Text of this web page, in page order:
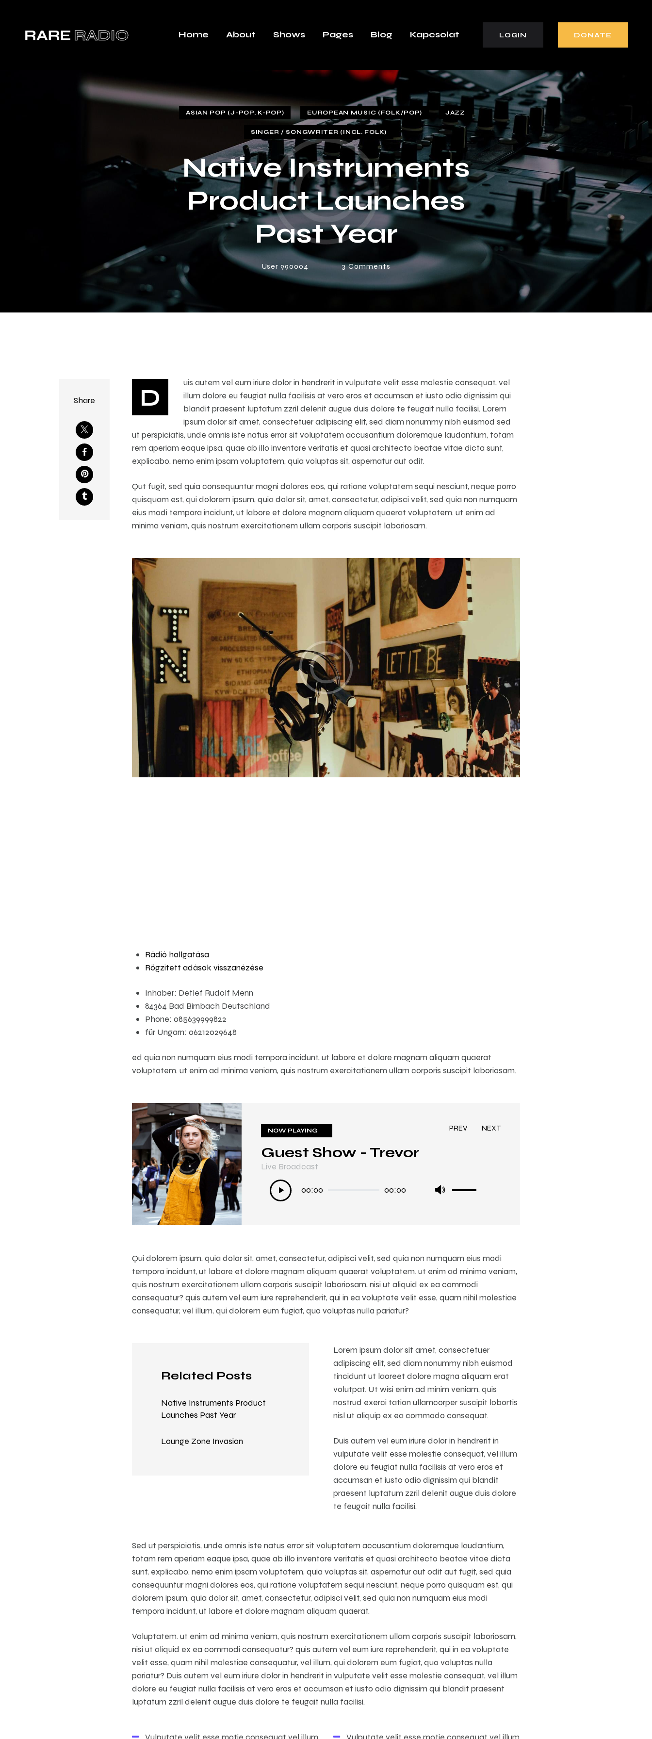
Home About Shows Pages Blog Kapcsolat LOGIN DONATE
ASIAN POP (J-POP, K-POP) EUROPEAN MUSIC (FOLK/POP) JAZZ
SINGER / SONGWRITER (INCL. FOLK)
Native Instruments
Product Launches
Past Year
User 990004 3 Comments
Share D
uis autem vel eum iriure dolor in hendrerit in vulputate velit esse molestie consequat, vel
illum dolore eu feugiat nulla facilisis at vero eros et accumsan et iusto odio dignissim qui
blandit praesent luptatum zzril delenit augue duis dolore te feugait nulla facilisi. Lorem
ipsum dolor sit amet, consectetuer adipiscing elit, sed diam nonummy nibh euismod sed
ut perspiciatis, unde omnis iste natus error sit voluptatem accusantium doloremque laudantium, totam
rem aperiam eaque ipsa, quae ab illo inventore veritatis et quasi architecto beatae vitae dicta sunt,
explicabo. nemo enim ipsam voluptatem, quia voluptas sit, aspernatur aut odit.
Qut fugit, sed quia consequuntur magni dolores eos, qui ratione voluptatem sequi nesciunt, neque porro
quisquam est, qui dolorem ipsum, quia dolor sit, amet, consectetur, adipisci velit, sed quia non numquam
eius modi tempora incidunt, ut labore et dolore magnam aliquam quaerat voluptatem. ut enim ad
minima veniam, quis nostrum exercitationem ullam corporis suscipit laboriosam.
Rádió hallgatása
Rögzített adások visszanézése
Inhaber: Detlef Rudolf Menn
84364 Bad Birnbach Deutschland
Phone: 085639999822
für Ungarn: 06212029648
ed quia non numquam eius modi tempora incidunt, ut labore et dolore magnam aliquam quaerat
voluptatem. ut enim ad minima veniam, quis nostrum exercitationem ullam corporis suscipit laboriosam.
NOW PLAYING
Guest Show - Trevor
Live Broadcast
Audió
lejátszó
00:00 00:00
Fel/Le
billentyűket
kell
használni.
NOW PLAYING
In My Mind
Live Broadcast
Audió
lejátszó
00:00 00:00
Fel/Le
billentyűket
kell
használni.
PREV NEXT
Qui dolorem ipsum, quia dolor sit, amet, consectetur, adipisci velit, sed quia non numquam eius modi
tempora incidunt, ut labore et dolore magnam aliquam quaerat voluptatem. ut enim ad minima veniam,
quis nostrum exercitationem ullam corporis suscipit laboriosam, nisi ut aliquid ex ea commodi
consequatur? quis autem vel eum iure reprehenderit, qui in ea voluptate velit esse, quam nihil molestiae
consequatur, vel illum, qui dolorem eum fugiat, quo voluptas nulla pariatur?
Related Posts
Native Instruments Product
Launches Past Year
Lounge Zone Invasion
Lorem ipsum dolor sit amet, consectetuer
adipiscing elit, sed diam nonummy nibh euismod
tincidunt ut laoreet dolore magna aliquam erat
volutpat. Ut wisi enim ad minim veniam, quis
nostrud exerci tation ullamcorper suscipit lobortis
nisl ut aliquip ex ea commodo consequat.
Duis autem vel eum iriure dolor in hendrerit in
vulputate velit esse molestie consequat, vel illum
dolore eu feugiat nulla facilisis at vero eros et
accumsan et iusto odio dignissim qui blandit
praesent luptatum zzril delenit augue duis dolore
te feugait nulla facilisi.
Sed ut perspiciatis, unde omnis iste natus error sit voluptatem accusantium doloremque laudantium,
totam rem aperiam eaque ipsa, quae ab illo inventore veritatis et quasi architecto beatae vitae dicta
sunt, explicabo. nemo enim ipsam voluptatem, quia voluptas sit, aspernatur aut odit aut fugit, sed quia
consequuntur magni dolores eos, qui ratione voluptatem sequi nesciunt, neque porro quisquam est, qui
dolorem ipsum, quia dolor sit, amet, consectetur, adipisci velit, sed quia non numquam eius modi
tempora incidunt, ut labore et dolore magnam aliquam quaerat.
Voluptatem. ut enim ad minima veniam, quis nostrum exercitationem ullam corporis suscipit laboriosam,
nisi ut aliquid ex ea commodi consequatur? quis autem vel eum iure reprehenderit, qui in ea voluptate
velit esse, quam nihil molestiae consequatur, vel illum, qui dolorem eum fugiat, quo voluptas nulla
pariatur? Duis autem vel eum iriure dolor in hendrerit in vulputate velit esse molestie consequat, vel illum
dolore eu feugiat nulla facilisis at vero eros et accumsan et iusto odio dignissim qui blandit praesent
luptatum zzril delenit augue duis dolore te feugait nulla facilisi.